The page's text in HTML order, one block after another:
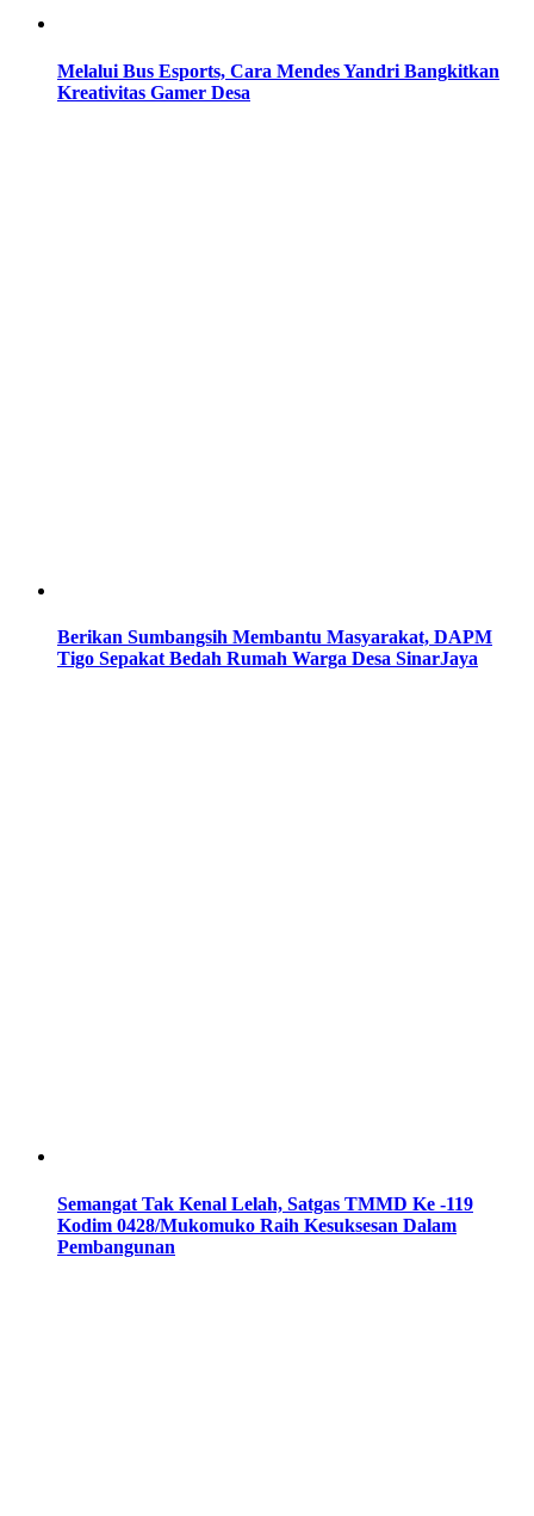
Melalui Bus Esports, Cara Mendes Yandri Bangkitkan
Kreativitas Gamer Desa
Berikan Sumbangsih Membantu Masyarakat, DAPM
Tigo Sepakat Bedah Rumah Warga Desa SinarJaya
Semangat Tak Kenal Lelah, Satgas TMMD Ke -119
Kodim 0428/Mukomuko Raih Kesuksesan Dalam
Pembangunan